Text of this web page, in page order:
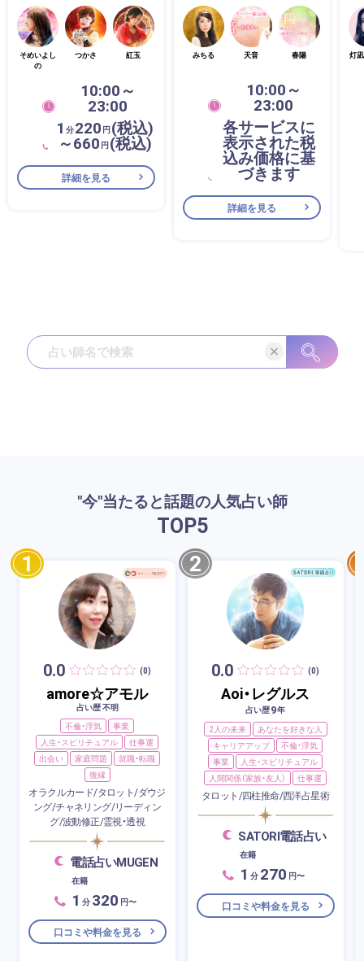
そめいよし
の
つかさ 紅玉
10:00～
23:00
1 分220 円(税込)
～660 円(税込)
詳細を見る
みちる 天音 春陽
10:00～
23:00
各サービスに
表示された税
込み価格に基
づきます
詳細を見る
灯
"今"当たると話題の人気占い師
TOP5
1
0.0 (0)
amore☆アモル
占い歴 不明
不倫・浮気
事業
人生・スピリチュアル
仕事運
出会い
家庭問題
就職・転職
復縁
オラクルカード/タロット/ダウジ
ング/チャネリング/リーディン
グ/波動修正/霊視・透視
電話占いMUGEN
在籍
1 分 320 円〜
口コミや料金を見る
2
0.0 (0)
Aoi・レグルス
占い歴9年
2人の未来
あなたを好きな人
キャリアアップ
不倫・浮気
事業
人生・スピリチュアル
人間関係（家族・友人）
仕事運
タロット/四柱推命/西洋占星術
SATORI電話占い
在籍
1 分 270 円〜
口コミや料金を見る